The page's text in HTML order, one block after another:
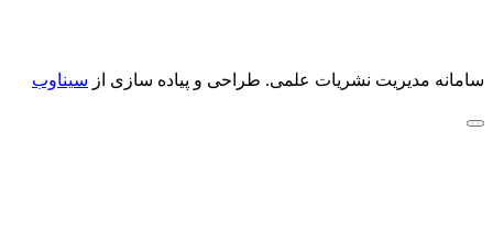
سامانه مدیریت نشریات علمی. طراحی و پیاده سازی از سیناوب